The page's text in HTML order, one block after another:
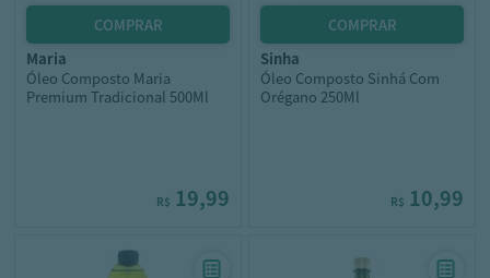
maria
Óleo Composto Maria
Premium Tradicional 500Ml
R$ 19,99
sinha
Óleo Composto Sinhá Com
Orégano 250Ml
R$ 10,99